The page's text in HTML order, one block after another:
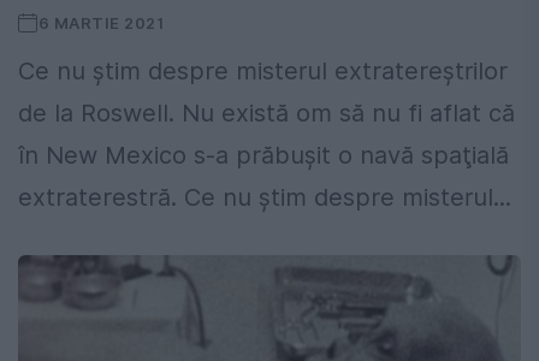
6 MARTIE 2021
Ce nu ştim despre misterul extratereştrilor
de la Roswell. Nu există om să nu fi aflat că
în New Mexico s-a prăbuşit o navă spaţială
extraterestră. Ce nu ştim despre misterul...